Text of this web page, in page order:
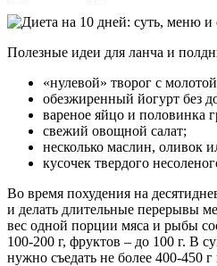
Полезные идеи для ланча и
«нулевой» творог с молотой
обезжиренный йогурт без
вареное яйцо и половинка
свежий овощной салат;
несколько маслин, оливок
кусочек твердого
Во время похудения на
и делать длительные перерывы
вес одной порции мяса и рыбы
100-200 г, фруктов – до 100 г. В
нужно съедать не более 400-450